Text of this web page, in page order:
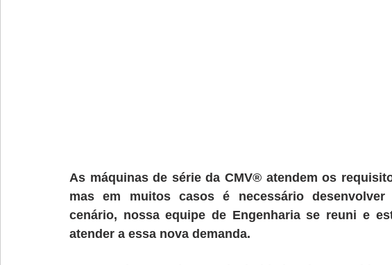
As máquinas de série da CMV® atendem os
mas em muitos casos é necessário desenvolver
cenário, nossa equipe de Engenharia se reuni e
atender a essa nova demanda.